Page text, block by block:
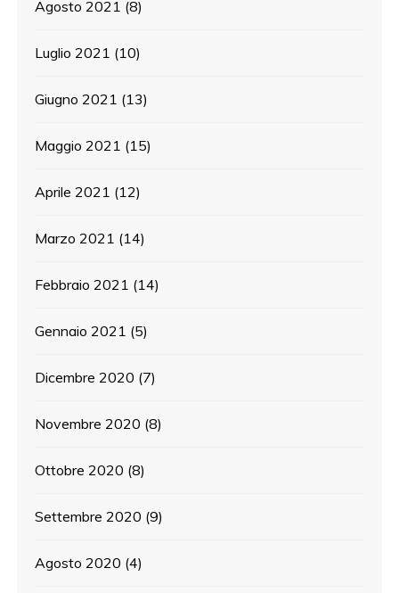
Agosto 2021 (8)
Luglio 2021 (10)
Giugno 2021 (13)
Maggio 2021 (15)
Aprile 2021 (12)
Marzo 2021 (14)
Febbraio 2021 (14)
Gennaio 2021 (5)
Dicembre 2020 (7)
Novembre 2020 (8)
Ottobre 2020 (8)
Settembre 2020 (9)
Agosto 2020 (4)